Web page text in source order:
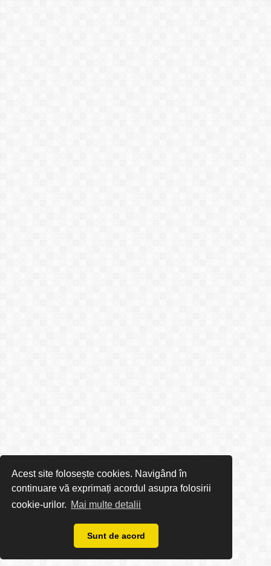
Acest site folosește cookies. Navigând în
continuare vă exprimați acordul asupra folosirii
cookie-urilor. Mai multe detalii
Sunt de acord